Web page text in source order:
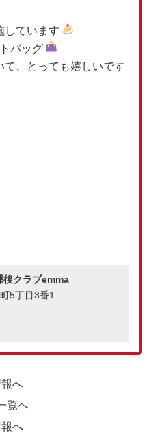
しています
バッグ
、とっても嬉しいです
後クラブemma
5丁目3番1
へ
覧へ
へ